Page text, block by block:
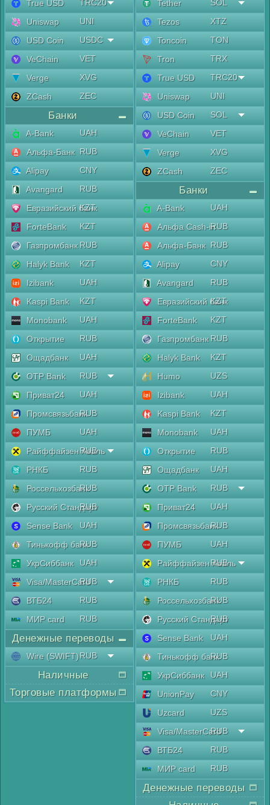
True USD
TRC20
Uniswap
UNI
USD Coin
USDC
VeChain
VET
Verge
XVG
ZCash
ZEC
Банки
A-Bank
UAH
Альфа-Банк RUB
Alipay
CNY
Avangard
RUB
Евразийский банк
KZT
ForteBank
KZT
Газпромбанк RUB
Halyk Bank
KZT
Izibank
UAH
Kaspi Bank
KZT
Monobank
UAH
Открытие
RUB
Ощадбанк
UAH
OTP Bank
RUB
Приват24
UAH
ПромсвязьбанкRUB
ПУМБ
UAH
Райффайзен Аваль
RUB
РНКБ
RUB
РоссельхозбанкRUB
Русский Стандарт
RUB
Sense Bank
UAH
Тинькофф банкRUB
УкрСиббанк
UAH
Visa/MasterCard
RUB
ВТБ24
RUB
МИР card
RUB
Денежные переводы
Wire (SWIFT)RUB
Наличные
Торговые платформы
Tether
SOL
Tezos
XTZ
Toncoin
TON
Tron
TRX
True USD
TRC20
Uniswap
UNI
USD Coin
SOL
VeChain
VET
Verge
XVG
ZCash
ZEC
Банки
A-Bank
UAH
Альфа Cash-inRUB
Альфа-Банк RUB
Alipay
CNY
Avangard
RUB
Евразийский банк
KZT
ForteBank
KZT
Газпромбанк RUB
Halyk Bank
KZT
Humo
UZS
Izibank
UAH
Kaspi Bank
KZT
Monobank
UAH
Открытие
RUB
Ощадбанк
UAH
OTP Bank
RUB
Приват24
UAH
ПромсвязьбанкRUB
ПУМБ
UAH
Райффайзен Аваль
RUB
РНКБ
RUB
РоссельхозбанкRUB
Русский Стандарт
RUB
Sense Bank
UAH
Тинькофф банкRUB
УкрСиббанк
UAH
UnionPay
CNY
Uzcard
UZS
Visa/MasterCard
RUB
ВТБ24
RUB
МИР card
RUB
Денежные переводы